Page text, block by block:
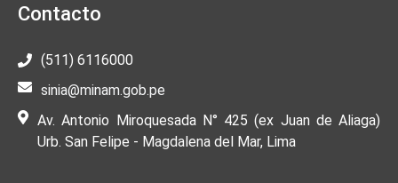
Contacto
(511) 6116000
sinia@minam.gob.pe
Av. Antonio Miroquesada N° 425 (ex Juan de Aliaga)
Urb. San Felipe - Magdalena del Mar, Lima